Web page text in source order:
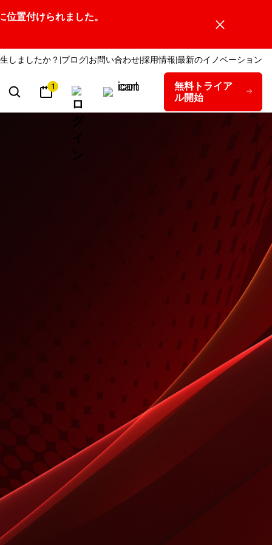
置付けられました。
しましたか？ ブログ お問い合わせ採用情報 最新のイノベーション
1
無料トライア
ル開始